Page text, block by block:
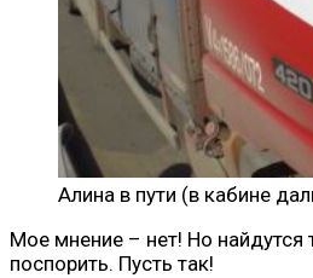
Алина в пути (в кабине
Мое мнение – нет! Но найдутся
поспорить. Пусть так!